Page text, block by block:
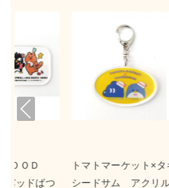
ト×タキ
リル
０３１３×リトルツイン
スターズ キャンバス
Pre